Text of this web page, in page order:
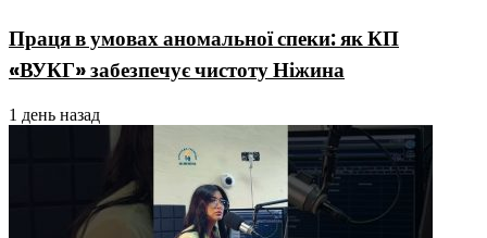
Праця в умовах аномальної спеки: як КП
«ВУКГ» забезпечує чистоту Ніжина
1 день назад